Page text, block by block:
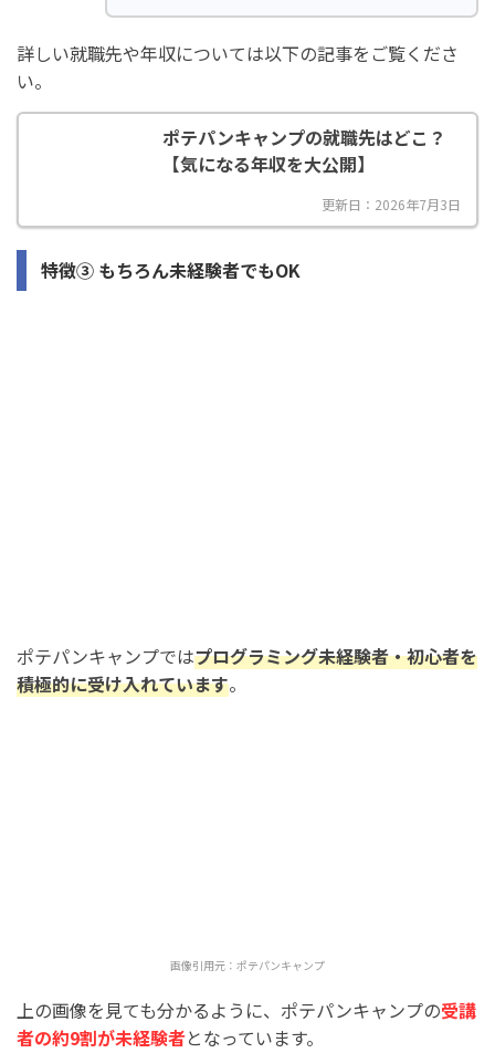
詳しい就職先や年収については以下の記事をご覧くださ
い。
ポテパンキャンプの就職先はどこ？
【気になる年収を大公開】
更新日：2026年7月3日
特徴③ もちろん未経験者でもOK
ポテパンキャンプではプログラミング未経験者・初心者を
積極的に受け入れています。
画像引用元： ポテパンキャンプ
上の画像を見ても分かるように、ポテパンキャンプの受講
者の約9割が未経験者となっています。